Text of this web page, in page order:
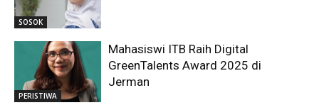
SOSOK
PERISTIWA
Mahasiswi ITB Raih Digital
GreenTalents Award 2025 di
Jerman